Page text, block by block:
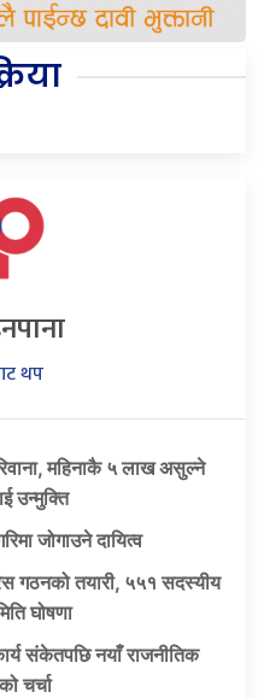
थप
महिनाकै ५ लाख असुल्ने
उन्मुक्ति
जोगाउने दायित्व
गठनको तयारी, ५५१ सदस्यीय
घोषणा
संकेतपछि नयाँ राजनीतिक
चर्चा